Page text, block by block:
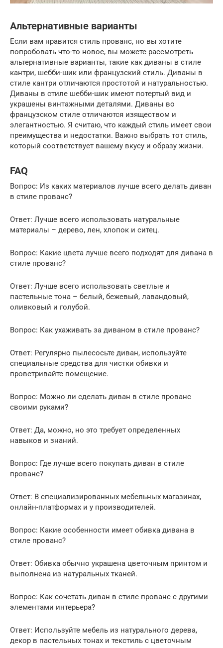
Альтернативные варианты
Если вам нравится стиль прованс, но вы хотите
попробовать что-то новое, вы можете рассмотреть
альтернативные варианты, такие как диваны в стиле
кантри, шебби-шик или французский стиль. Диваны в
стиле кантри отличаются простотой и натуральностью.
Диваны в стиле шебби-шик имеют потертый вид и
украшены винтажными деталями. Диваны во
французском стиле отличаются изяществом и
элегантностью. Я считаю, что каждый стиль имеет свои
преимущества и недостатки. Важно выбрать тот стиль,
который соответствует вашему вкусу и образу жизни.
FAQ
Вопрос: Из каких материалов лучше всего делать диван
в стиле прованс?
Ответ: Лучше всего использовать натуральные
материалы – дерево, лен, хлопок и ситец.
Вопрос: Какие цвета лучше всего подходят для дивана в
стиле прованс?
Ответ: Лучше всего использовать светлые и
пастельные тона – белый, бежевый, лавандовый,
оливковый и голубой.
Вопрос: Как ухаживать за диваном в стиле прованс?
Ответ: Регулярно пылесосьте диван, используйте
специальные средства для чистки обивки и
проветривайте помещение.
Вопрос: Можно ли сделать диван в стиле прованс
своими руками?
Ответ: Да, можно, но это требует определенных
навыков и знаний.
Вопрос: Где лучше всего покупать диван в стиле
прованс?
Ответ: В специализированных мебельных магазинах,
онлайн-платформах и у производителей.
Вопрос: Какие особенности имеет обивка дивана в
стиле прованс?
Ответ: Обивка обычно украшена цветочным принтом и
выполнена из натуральных тканей.
Вопрос: Как сочетать диван в стиле прованс с другими
элементами интерьера?
Ответ: Используйте мебель из натурального дерева,
декор в пастельных тонах и текстиль с цветочным